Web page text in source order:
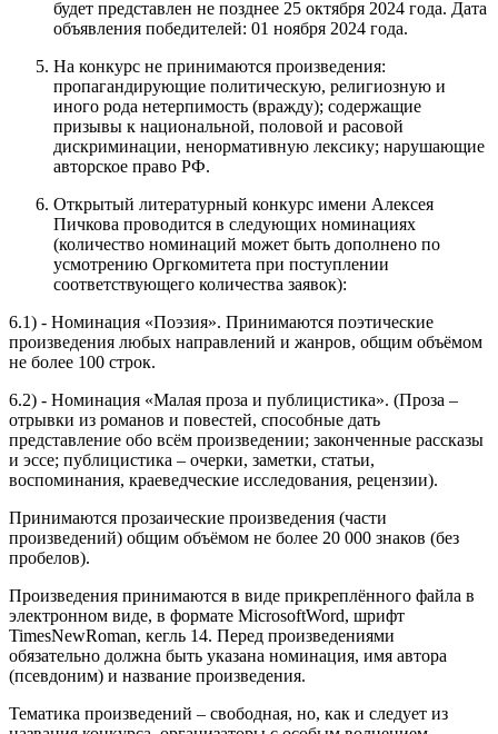
будет представлен не позднее 25 октября 2024 года. Дата
объявления победителей: 01 ноября 2024 года.
На конкурс не принимаются произведения:
пропагандирующие политическую, религиозную и
иного рода нетерпимость (вражду); содержащие
призывы к национальной, половой и расовой
дискриминации, ненормативную лексику; нарушающие
авторское право РФ.
Открытый литературный конкурс имени Алексея
Пичкова проводится в следующих номинациях
(количество номинаций может быть дополнено по
усмотрению Оргкомитета при поступлении
соответствующего количества заявок):
6.1) - Номинация «Поэзия». Принимаются поэтические
произведения любых направлений и жанров, общим объёмом
не более 100 строк.
6.2) - Номинация «Малая проза и публицистика». (Проза –
отрывки из романов и повестей, способные дать
представление обо всём произведении; законченные рассказы
и эссе; публицистика – очерки, заметки, статьи,
воспоминания, краеведческие исследования, рецензии).
Принимаются прозаические произведения (части
произведений) общим объёмом не более 20 000 знаков (без
пробелов).
Произведения принимаются в виде прикреплённого файла в
электронном виде, в формате MicrosoftWord, шрифт
TimesNewRoman, кегль 14. Перед произведениями
обязательно должна быть указана номинация, имя автора
(псевдоним) и название произведения.
Тематика произведений – свободная, но, как и следует из